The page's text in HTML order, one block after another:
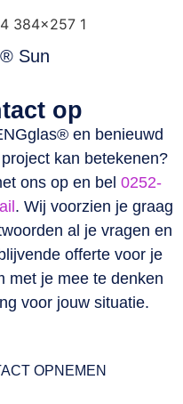
Sun
op
en benieuwd
kan betekenen?
ons op en bel 0252-
. Wij voorzien je graag
al je vragen en
offerte voor je
met je mee te denken
voor jouw situatie.
OPNEMEN